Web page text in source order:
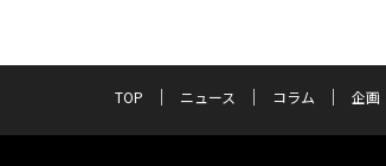
TOP ニュース コラム 企画